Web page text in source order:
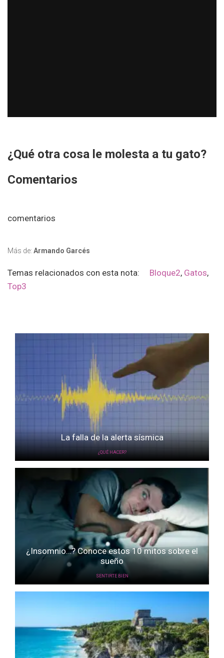
¿Qué otra cosa le molesta a tu gato?
Comentarios
comentarios
Más de: Armando Garcés
Temas relacionados con esta nota: Bloque2, Gatos,
Top3
La falla de la alerta sísmica
¿QUÉ HACER?
¿Insomnio…? Conoce estos 10 mitos sobre el
sueño
SENTIRTE BIEN